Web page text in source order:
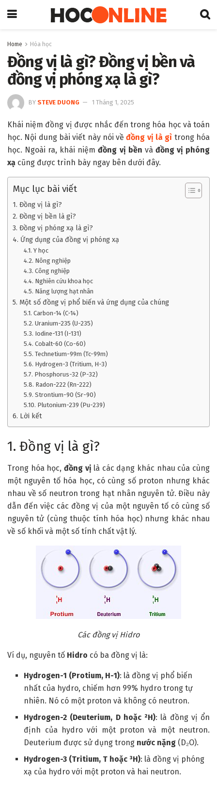
Home Hóa học
Đồng vị là gì? Đồng vị bền và
đồng vị phóng xạ là gì?
BY STEVE DUONG 1 Tháng 1, 2025
Khái niệm đồng vị được nhắc đến trong hóa học và toán
học. Nội dung bài viết này nói vềđồng vị là gì trong hóa
học. Ngoài ra, khái niệmđồng vị bền và đồng vị phóng
xạ cũng được trình bày ngay bên dưới đây.
Mục lục bài viết
1. Đồng vị là gì?
2. Đồng vị bền là gì?
3. Đồng vị phóng xạ là gì?
4. Ứng dụng của đồng vị phóng xạ
4.1. Y học
4.2. Nông nghiệp
4.3. Công nghiệp
4.4. Nghiên cứu khoa học
4.5. Năng lượng hạt nhân
5. Một số đồng vị phổ biến và ứng dụng của chúng
5.1. Carbon-14 (C-14)
5.2. Uranium-235 (U-235)
5.3. Iodine-131 (I-131)
5.4. Cobalt-60 (Co-60)
5.5. Technetium-99m (Tc-99m)
5.6. Hydrogen-3 (Tritium, H-3)
5.7. Phosphorus-32 (P-32)
5.8. Radon-222 (Rn-222)
5.9. Strontium-90 (Sr-90)
5.10. Plutonium-239 (Pu-239)
6. Lời kết
1. Đồng vị là gì?
Trong hóa học, đồng vị là các dạng khác nhau của cùng
một nguyên tố hóa học, có cùng số proton nhưng khác
nhau về số neutron trong hạt nhân nguyên tử. Điều này
dẫn đến việc các đồng vị của một nguyên tố có cùng số
nguyên tử (cùng thuộc tính hóa học) nhưng khác nhau
về số khối và một số tính chất vật lý.
Các đồng vị Hidro
Ví dụ, nguyên tố Hidro có ba đồng vị là:
Hydrogen-1 (Protium, H-1): là đồng vị phổ biến
nhất của hydro, chiếm hơn 99% hydro trong tự
nhiên. Nó có một proton và không có neutron.
Hydrogen-2 (Deuterium, D hoặc ²H): là đồng vị ổn
định của hydro với một proton và một neutron.
Deuterium được sử dụng trong nước nặng (D₂O).
Hydrogen-3 (Tritium, T hoặc ³H): là đồng vị phóng
xạ của hydro với một proton và hai neutron.